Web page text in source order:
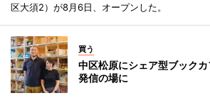
区大須2）が8月6日、オープンした。
買う
中区松原にシェア型ブック
発信の場に